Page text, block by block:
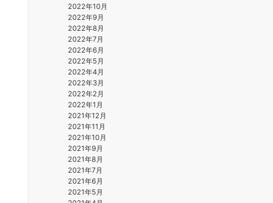
2022年10月
2022年9月
2022年8月
2022年7月
2022年6月
2022年5月
2022年4月
2022年3月
2022年2月
2022年1月
2021年12月
2021年11月
2021年10月
2021年9月
2021年8月
2021年7月
2021年6月
2021年5月